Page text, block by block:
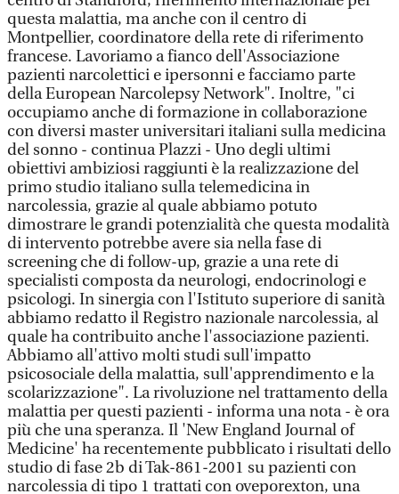
questa malattia, ma anche con il centro di
Montpellier, coordinatore della rete di riferimento
francese. Lavoriamo a fianco dell'Associazione
pazienti narcolettici e ipersonni e facciamo parte
della European Narcolepsy Network". Inoltre, "ci
occupiamo anche di formazione in collaborazione
con diversi master universitari italiani sulla medicina
del sonno - continua Plazzi - Uno degli ultimi
obiettivi ambiziosi raggiunti è la realizzazione del
primo studio italiano sulla telemedicina in
narcolessia, grazie al quale abbiamo potuto
dimostrare le grandi potenzialità che questa modalità
di intervento potrebbe avere sia nella fase di
screening che di follow-up, grazie a una rete di
specialisti composta da neurologi, endocrinologi e
psicologi. In sinergia con l'Istituto superiore di sanità
abbiamo redatto il Registro nazionale narcolessia, al
quale ha contribuito anche l'associazione pazienti.
Abbiamo all'attivo molti studi sull'impatto
psicosociale della malattia, sull'apprendimento e la
scolarizzazione". La rivoluzione nel trattamento della
malattia per questi pazienti - informa una nota - è ora
più che una speranza. Il 'New England Journal of
Medicine' ha recentemente pubblicato i risultati dello
studio di fase 2b di Tak-861-2001 su pazienti con
narcolessia di tipo 1 trattati con oveporexton, una